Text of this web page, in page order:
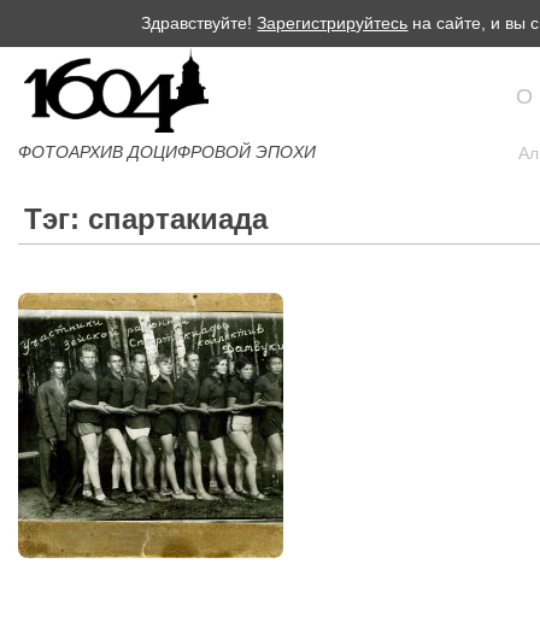
Здравствуйте!Зарегистрируйтесь на сайте, и вы
ФОТОАРХИВ ДОЦИФРОВОЙ ЭПОХИ
О
Тэг: спартакиада